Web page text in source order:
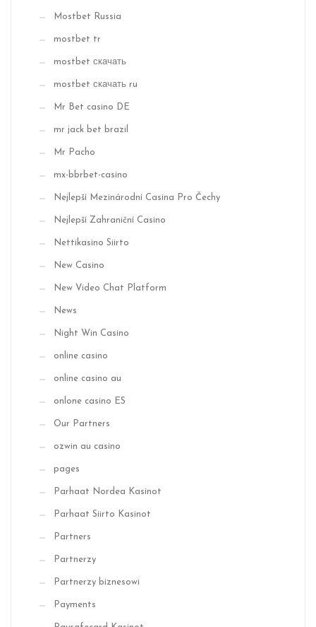
Mostbet Russia
mostbet tr
mostbet скачать
mostbet скачать ru
Mr Bet casino DE
mr jack bet brazil
Mr Pacho
mx-bbrbet-casino
Nejlepší Mezinárodní Casina Pro Čechy
Nejlepší Zahraniční Casino
Nettikasino Siirto
New Casino
New Video Chat Platform
News
Night Win Casino
online casino
online casino au
onlone casino ES
Our Partners
ozwin au casino
pages
Parhaat Nordea Kasinot
Parhaat Siirto Kasinot
Partners
Partnerzy
Partnerzy biznesowi
Payments